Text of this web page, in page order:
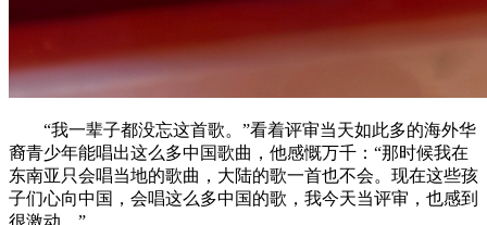
“我一辈子都没忘这首歌。”看着评审当天如此多的海外华
裔青少年能唱出这么多中国歌曲，他感慨万千：“那时候我在
东南亚只会唱当地的歌曲，大陆的歌一首也不会。现在这些孩
子们心向中国，会唱这么多中国的歌，我今天当评审，也感到